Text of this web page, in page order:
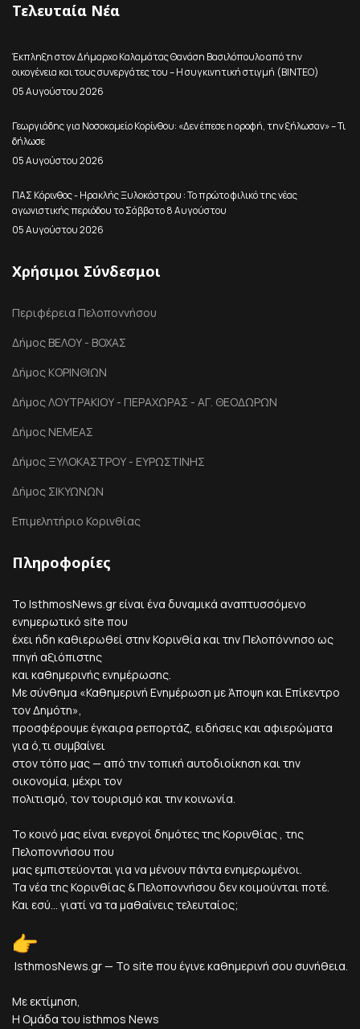
Τελευταία Νέα
Έκπληξη στον Δήμαρχο Καλαμάτας Θανάση Βασιλόπουλο από την
οικογένεια και τους συνεργάτες του – Η συγκινητική στιγμή (ΒΙΝΤΕΟ)
05 Αυγούστου 2026
Γεωργιάδης για Νοσοκομείο Κορίνθου: «Δεν έπεσε η οροφή, την ξήλωσαν» – Τι
δήλωσε
05 Αυγούστου 2026
ΠΑΣ Κόρινθος - Ηρακλής Ξυλοκάστρου : Το πρώτο φιλικό της νέας
αγωνιστικής περιόδου το Σάββατο 8 Αυγούστου
05 Αυγούστου 2026
Χρήσιμοι Σύνδεσμοι
Περιφέρεια Πελοποννήσου
Δήμος ΒΕΛΟΥ - ΒΟΧΑΣ
Δήμος ΚΟΡΙΝΘΙΩΝ
Δήμος ΛΟΥΤΡΑΚΙΟΥ - ΠΕΡΑΧΩΡΑΣ - ΑΓ. ΘΕΟΔΩΡΩΝ
Δήμος ΝΕΜΕΑΣ
Δήμος ΞΥΛΟΚΑΣΤΡΟΥ - ΕΥΡΩΣΤΙΝΗΣ
Δήμος ΣΙΚΥΩΝΩΝ
Επιμελητήριο Κορινθίας
Πληροφορίες
Το IsthmosNews.gr είναι ένα δυναμικά αναπτυσσόμενο
ενημερωτικό site που
έχει ήδη καθιερωθεί στην Κορινθία και την Πελοπόννησο ως
πηγή αξιόπιστης
και καθημερινής ενημέρωσης.
Με σύνθημα «Καθημερινή Ενημέρωση με Άποψη και Επίκεντρο
τον Δημότη»,
προσφέρουμε έγκαιρα ρεπορτάζ, ειδήσεις και αφιερώματα
για ό,τι συμβαίνει
στον τόπο μας — από την τοπική αυτοδιοίκηση και την
οικονομία, μέχρι τον
πολιτισμό, τον τουρισμό και την κοινωνία.
Το κοινό μας είναι ενεργοί δημότες της Κορινθίας , της
Πελοποννήσου που
μας εμπιστεύονται για να μένουν πάντα ενημερωμένοι.
Τα νέα της Κορινθίας & Πελοποννήσου δεν κοιμούνται ποτέ.
Και εσύ... γιατί να τα μαθαίνεις τελευταίος;
IsthmosNews.gr — Το site που έγινε καθημερινή σου συνήθεια.
Με εκτίμηση,
Η Ομάδα του isthmos News